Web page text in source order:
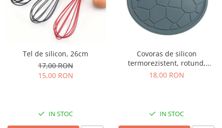
Tel de silicon, 26cm
17,00 RON
15,00 RON
IN STOC
Covoras de silicon
termorezistent, rotund,
suport pentru oale fierbinti
18,00 RON
IN STOC